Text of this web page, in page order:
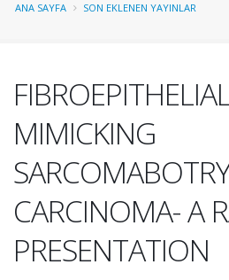
ANA SAYFA SON EKLENEN YAYINLAR
MIMICKING
CARCINOMA- A
PRESENTATION